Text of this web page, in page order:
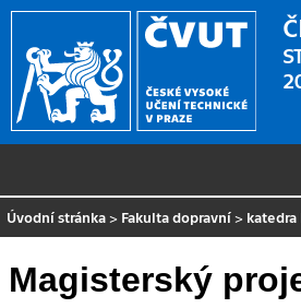
Úvodní stránka > Fakulta dopravní >
Magisterský